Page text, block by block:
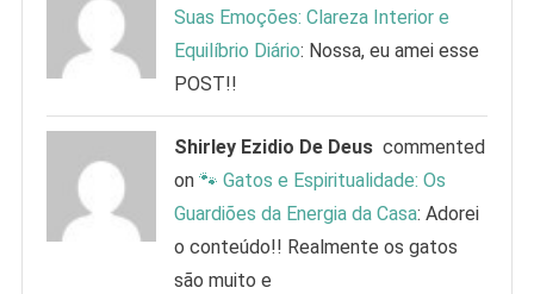
Suas Emoções: Clareza Interior e
Equilíbrio Diário: Nossa, eu amei esse
POST!!
Shirley Ezidio De Deus commented
on🐾 Gatos e Espiritualidade: Os
Guardiões da Energia da Casa: Adorei
o conteúdo!! Realmente os gatos
são muito e